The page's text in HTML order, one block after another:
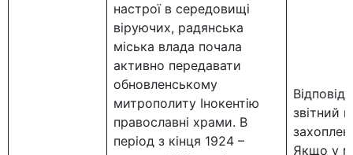
настрої в середовищі
віруючих, радянська
міська влада почала
активно передавати
обновленському
митрополиту Інокентію
православні храми. В
період з кінця 1924 –
звітний
Якщо у